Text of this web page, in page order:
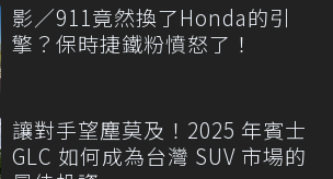
影／911竟然換了Honda的引
擎？保時捷鐵粉憤怒了！
讓對手望塵莫及！2025 年賓士
GLC 如何成為台灣 SUV 市場的